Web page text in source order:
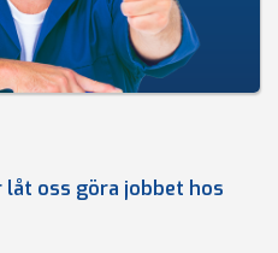
oss göra jobbet hos